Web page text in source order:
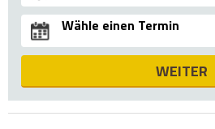
WEITER